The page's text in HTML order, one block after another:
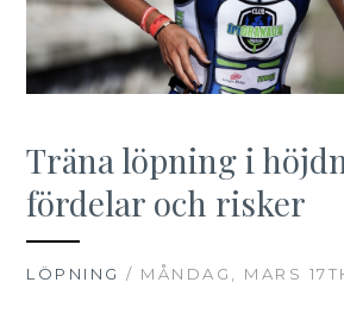
Träna löpning i
fördelar och risker
LÖPNING / MÅNDAG, MARS